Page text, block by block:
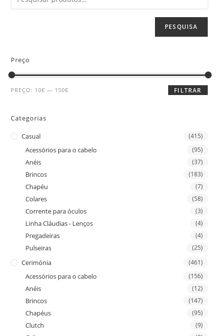
PESQUISA
Preço
FILTRAR
PREÇO: 10€ — 150€
Categorias
Casual (415)
Acessórios para o cabelo (95)
Anéis (37)
Brincos (183)
Chapéu (7)
Colares (58)
Corrente para óculos (3)
Linha Cláudias - Lenços (4)
Pregadeiras (4)
Pulseiras (25)
Cerimónia (461)
Acessórios para o cabelo (156)
Anéis (12)
Brincos (147)
Chapéus (95)
Clutch (9)